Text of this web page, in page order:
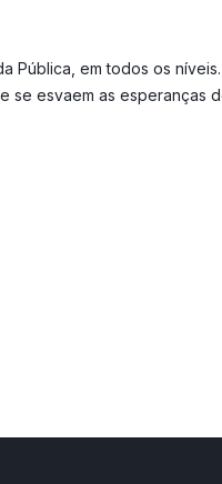
em todos os
esvaem as esperanças